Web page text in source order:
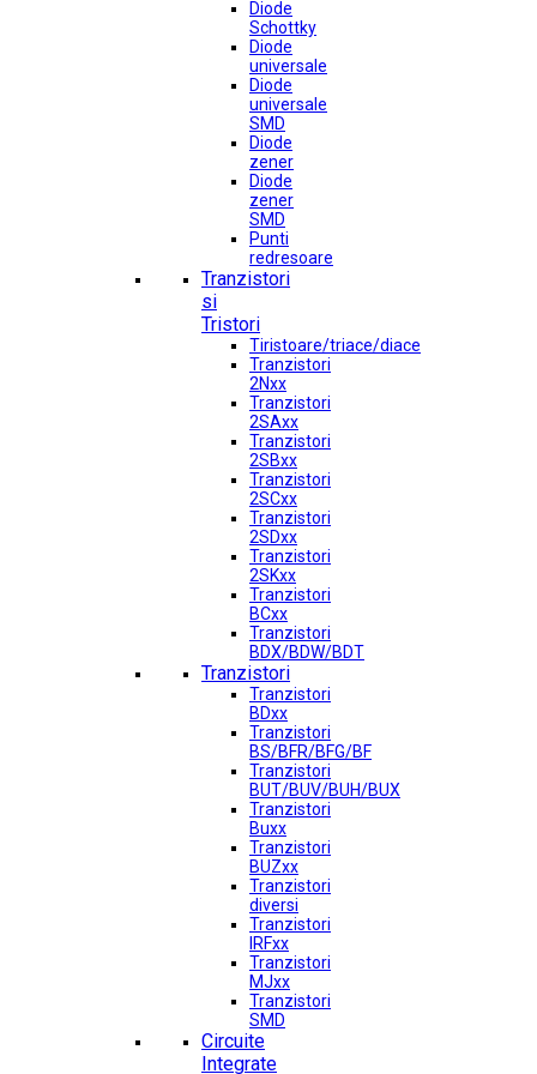
Diode
Schottky
Diode
universale
Diode
universale
SMD
Diode
zener
Diode
zener
SMD
Punti
redresoare
Tranzistori
si
Tristori
Tiristoare/triace/diace
Tranzistori
2Nxx
Tranzistori
2SAxx
Tranzistori
2SBxx
Tranzistori
2SCxx
Tranzistori
2SDxx
Tranzistori
2SKxx
Tranzistori
BCxx
Tranzistori
BDX/BDW/BDT
Tranzistori
Tranzistori
BDxx
Tranzistori
BS/BFR/BFG/BF
Tranzistori
BUT/BUV/BUH/BUX
Tranzistori
Buxx
Tranzistori
BUZxx
Tranzistori
diversi
Tranzistori
IRFxx
Tranzistori
MJxx
Tranzistori
SMD
Circuite
Integrate